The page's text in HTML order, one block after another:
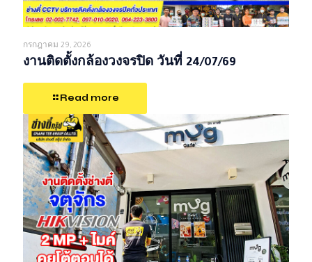
กรกฎาคม 29, 2026
งานติดตั้งกล้องวงจรปิด วันที่ 24/07/69
Read more